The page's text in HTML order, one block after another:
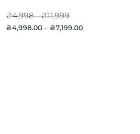
₴4,998 - ₴11,999
₴4,998.00 – ₴7,199.00